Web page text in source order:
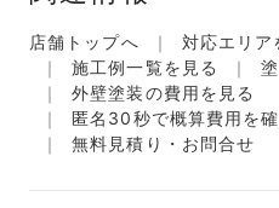
店舗トップへ
対応エリア
施工例一覧を見る
外壁塗装の費用を見る
匿名30秒で概算費用を
無料見積り・お問合せ